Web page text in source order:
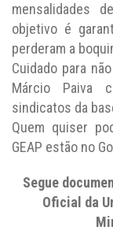
mensalidades
objetivo é
perderam a
Cuidado para
Márcio Paiva
sindicatos da
Quem quiser
GEAP estão no
Segue
Oficial da